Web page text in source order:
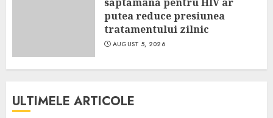
putea reduce presiunea
tratamentului zilnic
AUGUST 5, 2026
ULTIMELE ARTICOLE